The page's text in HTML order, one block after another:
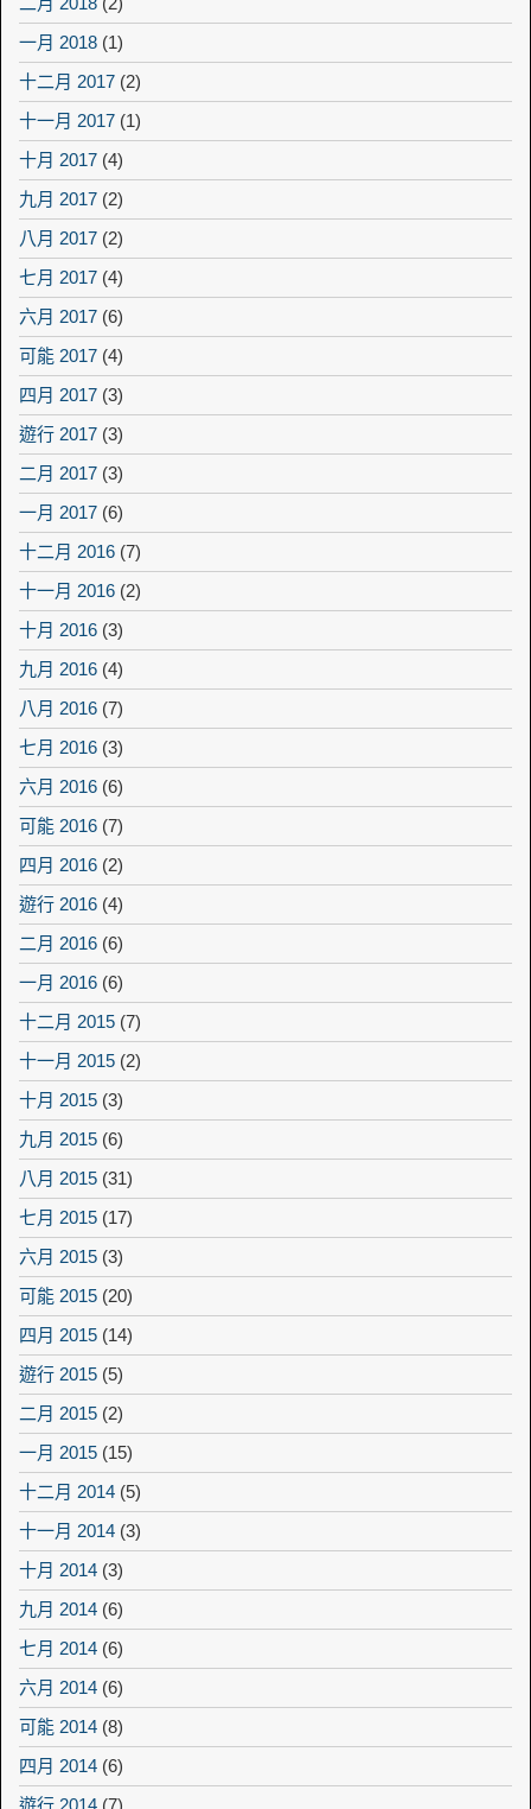
一月 2018 (1)
十二月 2017 (2)
十一月 2017 (1)
十月 2017 (4)
九月 2017 (2)
八月 2017 (2)
七月 2017 (4)
六月 2017 (6)
可能 2017 (4)
四月 2017 (3)
遊行 2017 (3)
二月 2017 (3)
一月 2017 (6)
十二月 2016 (7)
十一月 2016 (2)
十月 2016 (3)
九月 2016 (4)
八月 2016 (7)
七月 2016 (3)
六月 2016 (6)
可能 2016 (7)
四月 2016 (2)
遊行 2016 (4)
二月 2016 (6)
一月 2016 (6)
十二月 2015 (7)
十一月 2015 (2)
十月 2015 (3)
九月 2015 (6)
八月 2015 (31)
七月 2015 (17)
六月 2015 (3)
可能 2015 (20)
四月 2015 (14)
遊行 2015 (5)
二月 2015 (2)
一月 2015 (15)
十二月 2014 (5)
十一月 2014 (3)
十月 2014 (3)
九月 2014 (6)
七月 2014 (6)
六月 2014 (6)
可能 2014 (8)
四月 2014 (6)
遊行 2014 (7)